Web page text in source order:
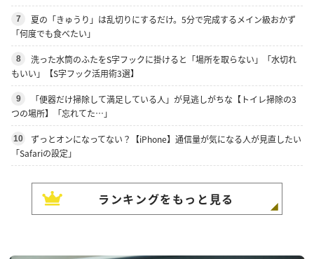
7
夏の「きゅうり」は乱切りにするだけ。5分で完成するメイン級おかず
「何度でも食べたい」
8
洗った水筒のふたをS字フックに掛けると「場所を取らない」「水切れ
もいい」【S字フック活用術3選】
9
「便器だけ掃除して満足している人」が見逃しがちな【トイレ掃除の3
つの場所】「忘れてた…」
10
ずっとオンになってない？【iPhone】通信量が気になる人が見直したい
「Safariの設定」
ランキングをもっと見る